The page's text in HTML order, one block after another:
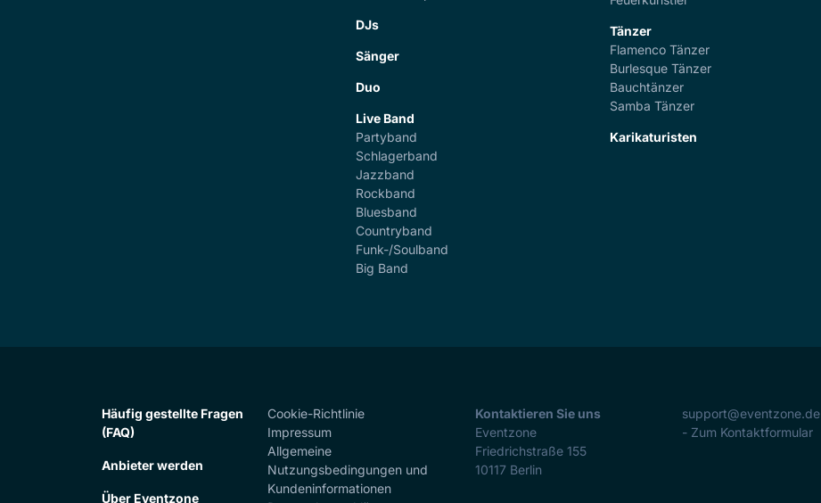
DJs
Sänger
Duo
Live Band
Partyband
Schlagerband
Jazzband
Rockband
Bluesband
Countryband
Funk-/Soulband
Big Band
Tänzer
Flamenco Tänzer
Burlesque Tänzer
Bauchtänzer
Samba Tänzer
Karikaturisten
Häufig gestellte Fragen
(FAQ)
Anbieter werden
Über Eventzone
Cookie-Richtlinie
Impressum
Allgemeine
Nutzungsbedingungen und
Kundeninformationen
Kontaktieren Sie uns
Eventzone
Friedrichstraße 155
10117 Berlin
support@eventzone.de
- Zum Kontaktformular